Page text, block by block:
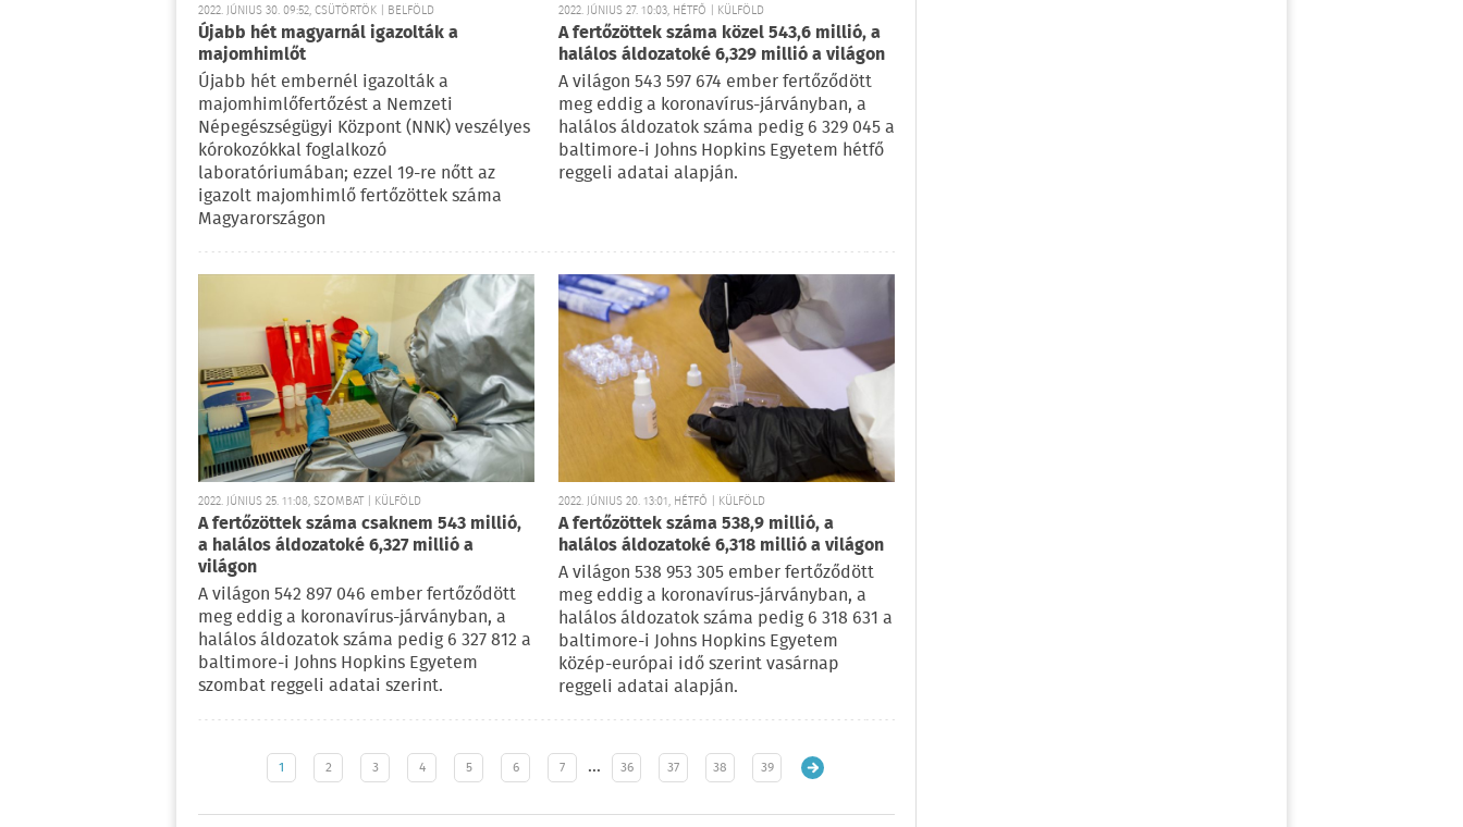
2022. JÚNIUS 30. 09:52, CSÜTÖRTÖK | BELFÖLD
Újabb hét magyarnál igazolták a
majomhimlőt
Újabb hét embernél igazolták a
majomhimlőfertőzést a Nemzeti
Népegészségügyi Központ (NNK) veszélyes
kórokozókkal foglalkozó
laboratóriumában; ezzel 19-re nőtt az
igazolt majomhimlő fertőzöttek száma
Magyarországon
2022. JÚNIUS 27. 10:03, HÉTFŐ | KÜLFÖLD
A fertőzöttek száma közel 543,6 millió, a
halálos áldozatoké 6,329 millió a világon
A világon 543 597 674 ember fertőződött
meg eddig a koronavírus-járványban, a
halálos áldozatok száma pedig 6 329 045 a
baltimore-i Johns Hopkins Egyetem hétfő
reggeli adatai alapján.
2022. JÚNIUS 25. 11:08, SZOMBAT | KÜLFÖLD
A fertőzöttek száma csaknem 543 millió,
a halálos áldozatoké 6,327 millió a
világon
A világon 542 897 046 ember fertőződött
meg eddig a koronavírus-járványban, a
halálos áldozatok száma pedig 6 327 812 a
baltimore-i Johns Hopkins Egyetem
szombat reggeli adatai szerint.
2022. JÚNIUS 20. 13:01, HÉTFŐ | KÜLFÖLD
A fertőzöttek száma 538,9 millió, a
halálos áldozatoké 6,318 millió a világon
A világon 538 953 305 ember fertőződött
meg eddig a koronavírus-járványban, a
halálos áldozatok száma pedig 6 318 631 a
baltimore-i Johns Hopkins Egyetem
közép-európai idő szerint vasárnap
reggeli adatai alapján.
1 2 3 4 5 6 7 … 36 37 38 39